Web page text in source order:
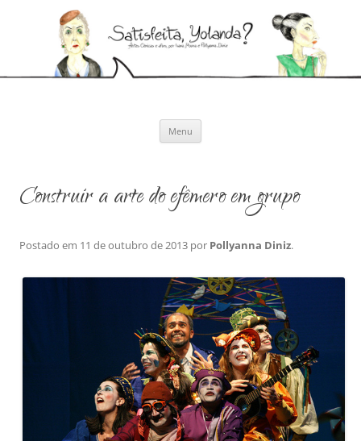
Menu
Construir a arte do efêmero em grupo
Postado em 11 de outubro de 2013 por Pollyanna Diniz.